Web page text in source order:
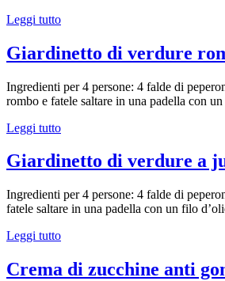
Leggi tutto
Giardinetto di verdure
Ingredienti per 4 persone: 4 falde di
rombo e fatele saltare in una padella con
Leggi tutto
Giardinetto di verdure a
Ingredienti per 4 persone: 4 falde di
fatele saltare in una padella con un filo
Leggi tutto
Crema di zucchine anti